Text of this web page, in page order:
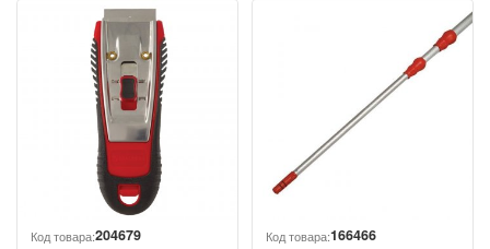
Код товара:204679 Код товара:166466